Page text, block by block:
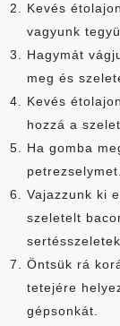
Kevés
vagyunk
Hagymát
meg és
Kevés
hozzá a
Ha gomba
petrezselymet.
Vajazzunk ki
szeletelt
Öntsük rá
tetejére
gépsonkát.